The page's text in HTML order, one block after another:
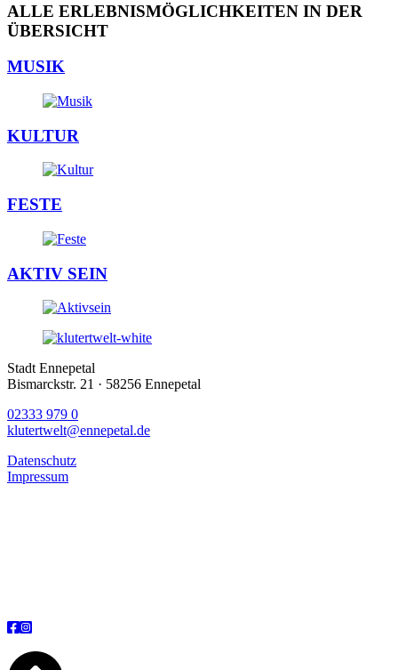
ALLE ERLEBNISMÖGLICHKEITEN IN DER
ÜBERSICHT
MUSIK
KULTUR
FESTE
AKTIV SEIN
Stadt Ennepetal
Bismarckstr. 21 · 58256 Ennepetal
02333 979 0
klutertwelt@ennepetal.de
Datenschutz
Impressum